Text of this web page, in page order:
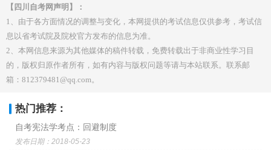
【四川自考网声明】：
1、由于各方面情况的调整与变化，本网提供的考试信息仅供参考，考试信
息以省考试院及院校官方发布的信息为准。
2、本网信息来源为其他媒体的稿件转载，免费转载出于非商业性学习目
的，版权归原作者所有，如有内容与版权问题等请与本站联系。联系邮
箱：812379481@qq.com。
热门推荐：
自考宪法学考点：回避制度
发布日期：2018-05-23